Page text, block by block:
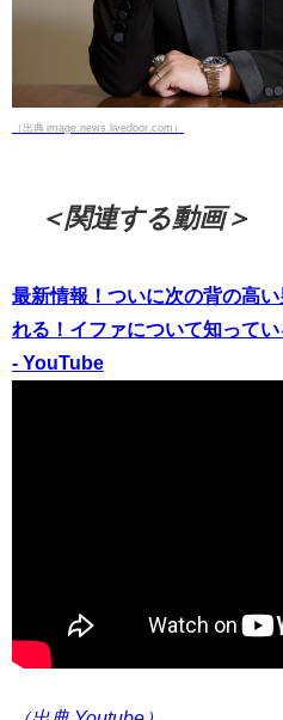
（出典 image.news.livedoor.com）
＜関連する動画＞
最新情報！ついに次の背の高
れる！イファについて知ってい
- YouTube